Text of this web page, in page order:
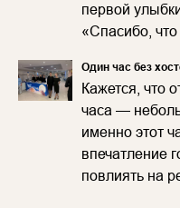
первой
«Спасибо,
Один час без
Кажется, что
часа —
именно этот
впечатление
повлиять на